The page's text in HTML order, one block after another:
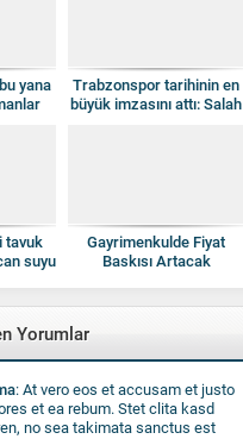
yana
Trabzonspor tarihinin en
büyük imzasını attı: Salah
tavuk
suyu
Gayrimenkulde Fiyat
Baskısı Artacak
Yorumlar
: At vero eos et accusam et justo
et ea rebum. Stet clita kasd
no sea takimata sanctus est